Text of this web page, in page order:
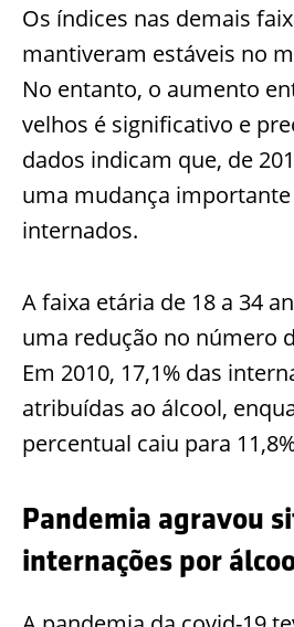
Os índices nas demais
mantiveram estáveis no
No entanto, o aumento
velhos é significativo e
dados indicam que, de
uma mudança
internados.
A faixa etária de 18 a 34
uma redução no número
Em 2010, 17,1% das
atribuídas ao álcool,
percentual caiu para
Pandemia agravou
internações por